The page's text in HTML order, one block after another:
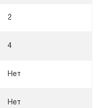
2
4
Нет
Нет